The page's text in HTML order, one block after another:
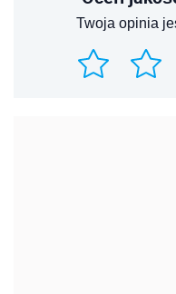
Twoja opinia